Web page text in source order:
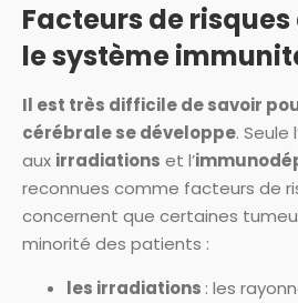
Facteurs de
le système
Il est très difficile de savoir
cérébrale se développe. Seule
aux irradiations et l’
reconnues comme facteurs de
concernent que certaines
minorité des patients :
les irradiations : les